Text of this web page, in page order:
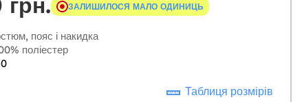
ЗАЛИШИЛОСЯ МАЛО ОДИНИЦЬ
пояс і накидка
поліестер
Таблиця розмірів